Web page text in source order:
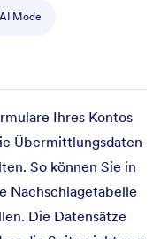
Mode
Ihres Kontos
Übermittlungsdaten
So können Sie in
Nachschlagetabelle
Die Datensätze